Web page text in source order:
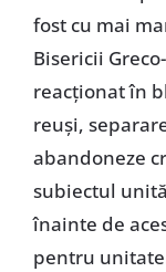
fost cu mai
Bisericii
reacționat în
reuși,
abandoneze
subiectul
înainte de
pentru